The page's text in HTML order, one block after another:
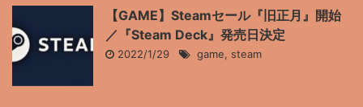
【GAME】Steamセール『旧正月』開始
／『Steam Deck』発売日決定
2022/1/29 game, steam